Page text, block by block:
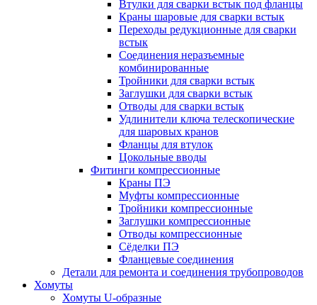
Втулки для сварки встык под фланцы
Краны шаровые для сварки встык
Переходы редукционные для сварки
встык
Соединения неразъемные
комбинированные
Тройники для сварки встык
Заглушки для сварки встык
Отводы для сварки встык
Удлинители ключа телескопические
для шаровых кранов
Фланцы для втулок
Цокольные вводы
Фитинги компрессионные
Краны ПЭ
Муфты компрессионные
Тройники компрессионные
Заглушки компрессионные
Отводы компрессионные
Сёделки ПЭ
Фланцевые соединения
Детали для ремонта и соединения трубопроводов
Хомуты
Хомуты U-образные